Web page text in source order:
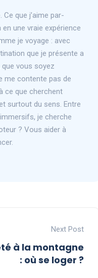
que j’aime par-
une vraie expérience
je voyage : avec
que je présente a
vous soyez
me contente pas de
ce que cherchent
surtout du sens. Entre
je cherche
? Vous aider à
Next Post
à la montagne
: où se loger ?